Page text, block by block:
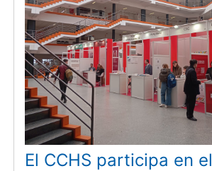
El CCHS participa en